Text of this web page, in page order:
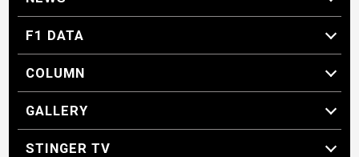
F1 ニュース
F1 DATA
F1 日程
F1 データ
COLUMN
マイ・ワンダフル・サーキット
スクーデリア・一方通行
F1に燃え、ゴルフに泣く日々。
スティングくんの部屋
GALLERY
GALLERY
STINGER TV